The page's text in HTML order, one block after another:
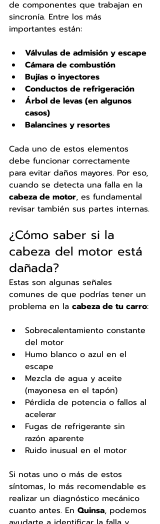
de componentes que trabajan en
sincronía. Entre los más
importantes están:
Válvulas de admisión y escape
Cámara de combustión
Bujías o inyectores
Conductos de refrigeración
Árbol de levas (en algunos
casos)
Balancines y resortes
Cada uno de estos elementos
debe funcionar correctamente
para evitar daños mayores. Por eso,
cuando se detecta una falla en la
cabeza de motor, es fundamental
revisar también sus partes internas.
¿Cómo saber si la
cabeza del motor está
dañada?
Estas son algunas señales
comunes de que podrías tener un
problema en la cabeza de tu carro:
Sobrecalentamiento constante
del motor
Humo blanco o azul en el
escape
Mezcla de agua y aceite
(mayonesa en el tapón)
Pérdida de potencia o fallos al
acelerar
Fugas de refrigerante sin
razón aparente
Ruido inusual en el motor
Si notas uno o más de estos
síntomas, lo más recomendable es
realizar un diagnóstico mecánico
cuanto antes. En Quinsa, podemos